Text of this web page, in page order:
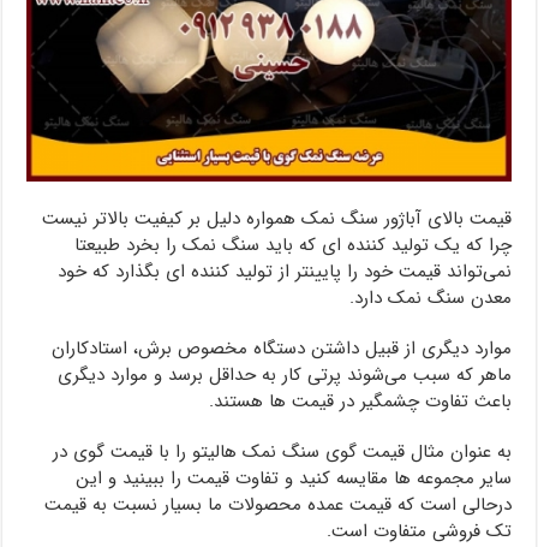
قیمت بالای آباژور سنگ نمک همواره دلیل بر کیفیت بالاتر نیست
چرا که یک تولید کننده ای که باید سنگ نمک را بخرد طبیعتا
نمی‌تواند قیمت خود را پایینتر از تولید کننده ای بگذارد که خود
معدن سنگ نمک دارد.
موارد دیگری از قبیل داشتن دستگاه مخصوص برش، استادکاران
ماهر که سبب می‌شوند پرتی کار به حداقل برسد و موارد دیگری
باعث تفاوت چشمگیر در قیمت ها هستند.
به عنوان مثال قیمت گوی سنگ نمک هالیتو را با قیمت گوی در
سایر مجموعه ها مقایسه کنید و تفاوت قیمت را ببینید و این
درحالی است که قیمت عمده محصولات ما بسیار نسبت به قیمت
تک فروشی متفاوت است.